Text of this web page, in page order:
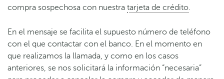
compra sospechosa con nuestra tarjeta de crédito.
En el mensaje se facilita el supuesto número de teléfono
con el que contactar con el banco. En el momento en
que realizamos la llamada, y como en los casos
anteriores, se nos solicitará la información “necesaria”